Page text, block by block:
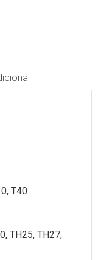
T40
ТН25, ТН27,